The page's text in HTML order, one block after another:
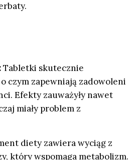
Tabletki skutecznie
czym zapewniają zadowoleni
Efekty zauważyły nawet
miały problem z
diety zawiera wyciąg z
który wspomaga metabolizm.